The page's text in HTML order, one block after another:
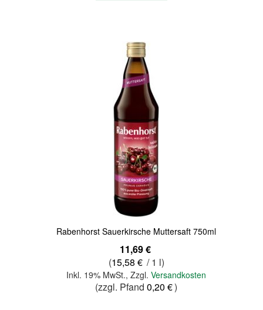
Rabenhorst Sauerkirsche Muttersaft 750ml
11,69 €
(15,58 € / 1 l)
Inkl. 19% MwSt.,Zzgl.Versandkosten
(zzgl. Pfand0,20 €)